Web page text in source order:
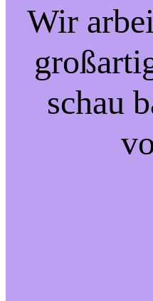
Wir
schau